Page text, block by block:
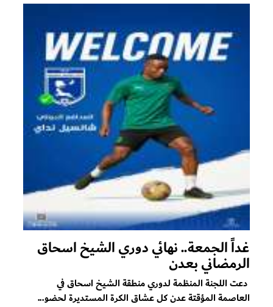
غداً الجمعة.. نهائي دوري الشيخ اسحاق
الرمضاني بعدن
دعت اللجنة المنظمة لدوري منطقة الشيخ اسحاق في
العاصمة المؤقتة عدن كل عشاق الكرة المستديرة لحضو...